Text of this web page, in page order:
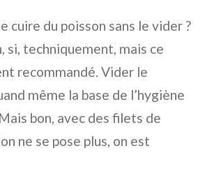
cuire du poisson sans le vider ?
si, techniquement, mais ce
recommandé. Vider le
même la base de l’hygiène
bon, avec des filets de
ne se pose plus, on est